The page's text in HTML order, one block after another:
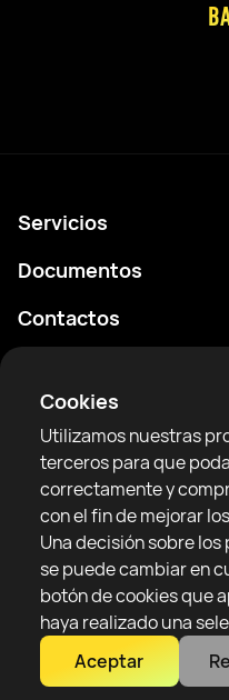
Cookies
Utilizamos nuestras
terceros para que
correctamente y
con el fin de mejorar
Una decisión sobre
se puede cambiar en
botón de cookies que
haya realizado una
Aceptar
RTF United service limited
6 Burrows court, Liverpool, Reino
Servicios
Calendario
Clasificaciones
Noticias
Artículos
Sparring Finder
Documentos
Política de privacidad
Condiciones de uso
Reglas de la comunidad
Contactos